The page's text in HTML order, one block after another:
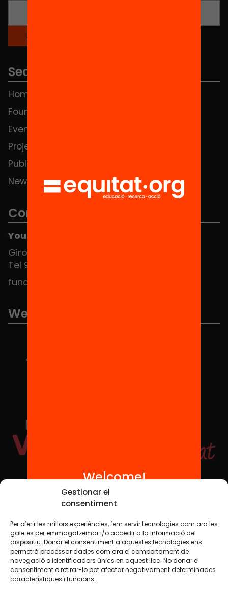
Gestionar el
consentiment
Per oferir les millors experiències, fem servir tecnologies com ara les
galetes per emmagatzemar i/o accedir a la informació del
dispositiu. Donar el consentiment a aquestes tecnologies ens
permetrà processar dades com ara el comportament de
navegació o identificadors únics en aquest lloc. No donar el
consentiment o retirar-lo pot afectar negativament determinades
característiques i funcions.
Sections
Home
Foundation
Events
Projects
Publications and videos
News
Contact
You can find us at the Social HUB
Girona 34, interior 08010 Barcelona
Tel 934 588 700
fundacio@equitat.org
We are part of...
Social Media
TW YTB IG FB IN
Legal NoticeCookie Policy
Welcome!